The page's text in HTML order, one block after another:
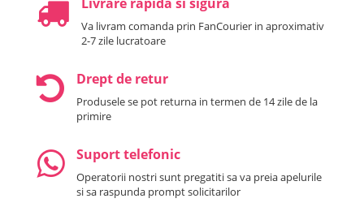
Va livram comanda prin FanCourier in aproximativ
2-7 zile lucratoare
Drept de retur
Produsele se pot returna in termen de 14 zile de la
primire
Suport telefonic
Operatorii nostri sunt pregatiti sa va preia apelurile
si sa raspunda prompt solicitarilor